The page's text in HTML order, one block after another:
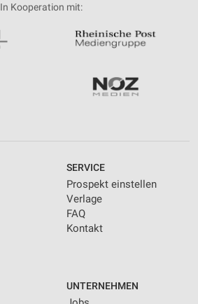
In Kooperation mit:
SERVICE
Prospekt einstellen
Verlage
FAQ
Kontakt
UNTERNEHMEN